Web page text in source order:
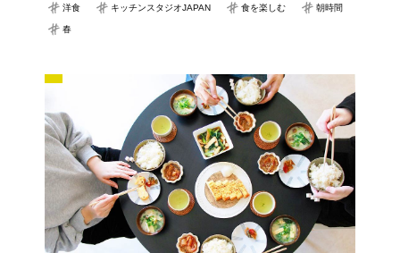
洋食 キッチンスタジオJAPAN 食を楽しむ 朝時間
春